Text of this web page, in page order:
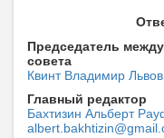
Председатель
совета
Квинт Владимир
Главный редактор
Бахтизин Альберт